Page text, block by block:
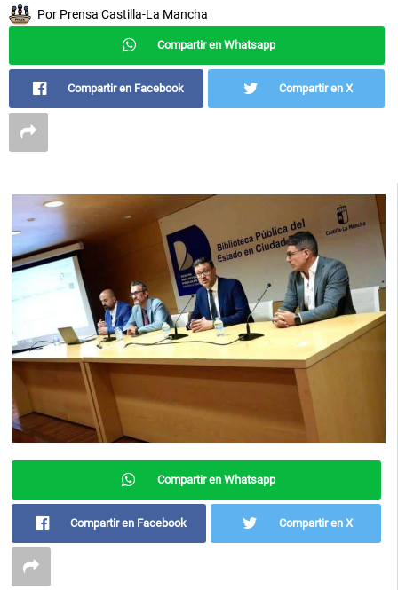
Por Prensa Castilla-La Mancha
Compartir en Whatsapp
Compartir en Facebook Compartir en X
Compartir en Whatsapp
Compartir en Facebook Compartir en X